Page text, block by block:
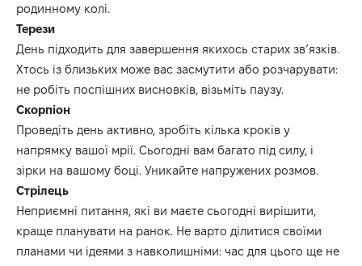
родинному колі.
Терези
День підходить для завершення якихось старих зв’язків.
Хтось із близьких може вас засмутити або розчарувати:
не робіть поспішних висновків, візьміть паузу.
Скорпіон
Проведіть день активно, зробіть кілька кроків у
напрямку вашої мрії. Сьогодні вам багато під силу, і
зірки на вашому боці. Уникайте напружених розмов.
Стрілець
Неприємні питання, які ви маєте сьогодні вирішити,
краще планувати на ранок. Не варто ділитися своїми
планами чи ідеями з навколишніми: час для цього ще не